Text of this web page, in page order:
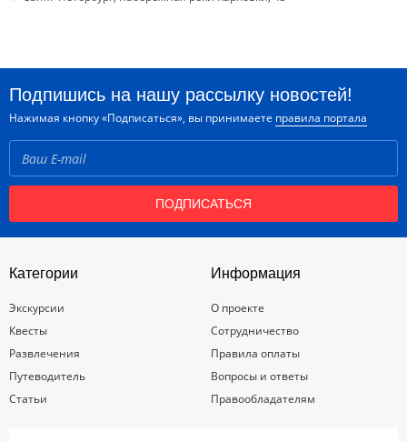
Подпишись на нашу рассылку новостей!
Нажимая кнопку «Подписаться», вы принимаете правила портала
ПОДПИСАТЬСЯ
Категории
Экскурсии
Квесты
Развлечения
Путеводитель
Статьи
Информация
О проекте
Сотрудничество
Правила оплаты
Вопросы и ответы
Правообладателям